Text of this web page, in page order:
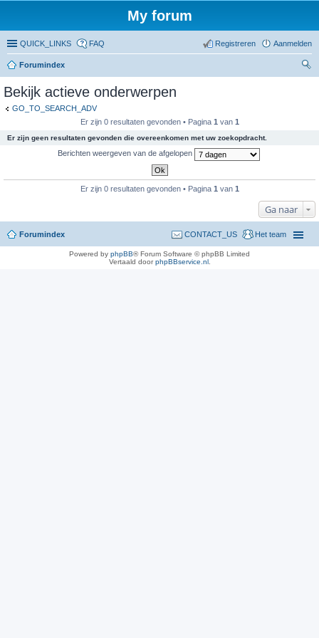
My forum
QUICK_LINKS FAQ Aanmelden
Registreren
Forumindex
Bekijk actieve onderwerpen
GO_TO_SEARCH_ADV
Er zijn 0 resultaten gevonden • Pagina 1 van 1
Er zijn geen resultaten gevonden die overeenkomen met uw zoekopdracht.
Berichten weergeven van de afgelopen
Er zijn 0 resultaten gevonden • Pagina 1 van 1
Ga naar
Forumindex Het team
CONTACT_US
Powered by phpBB® Forum Software © phpBB Limited
Vertaald doorphpBBservice.nl.